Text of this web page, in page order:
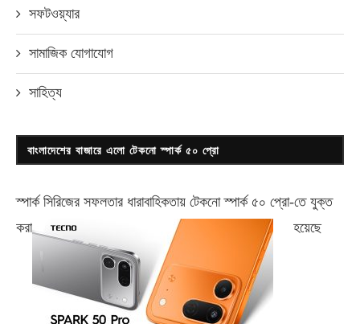
সফটওয়্যার
সামাজিক যোগাযোগ
সাহিত্য
বাংলাদেশের বাজারে এলো টেকনো স্পার্ক ৫০ প্রো
স্পার্ক সিরিজের সফলতার ধারাবাহিকতায় টেকনোস্পার্ক ৫০ প্রো-তে যুক্ত
করা
হয়েছে